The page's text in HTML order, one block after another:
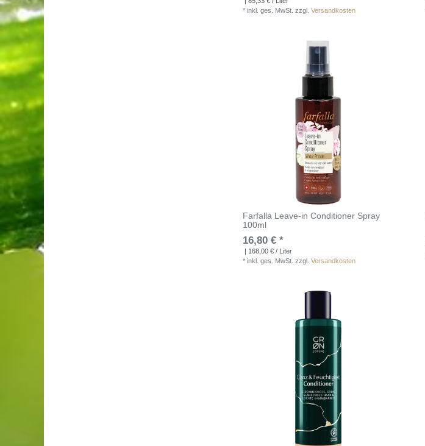
*inkl. ges. MwSt. zzgl.Versandkosten
Farfalla Leave-in Conditioner Spray
100ml
16,80 € *
| 168,00 € / Liter
*inkl. ges. MwSt. zzgl.Versandkosten